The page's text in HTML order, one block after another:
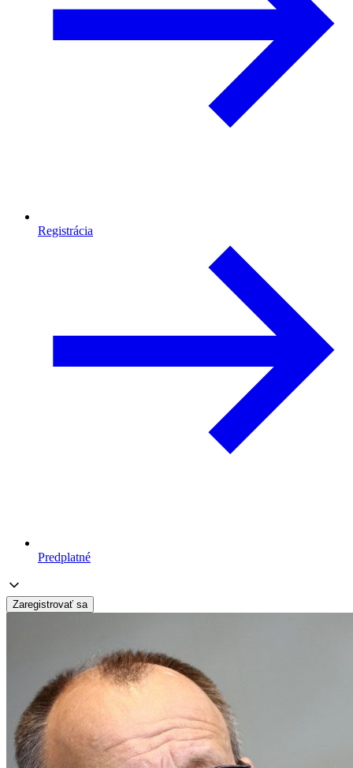
Registrácia
Predplatné
Zaregistrovať sa